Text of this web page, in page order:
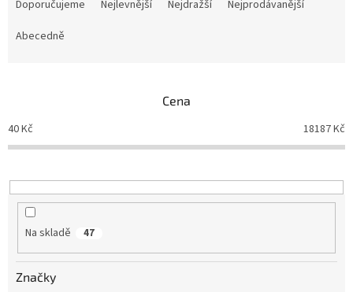
o
d
k
t
Doporučujeme Nejlevnější Nejdražší
Nejprodávanější
Abecedně
Cena
40Kč 18187Kč
Na skladě 47
Značky